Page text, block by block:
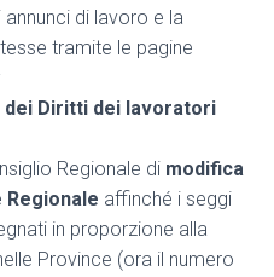
di lavoro e la
tramite le pagine
dei Diritti dei lavoratori
Regionale di modifica
affinché i seggi
in proporzione alla
Province (ora il numero